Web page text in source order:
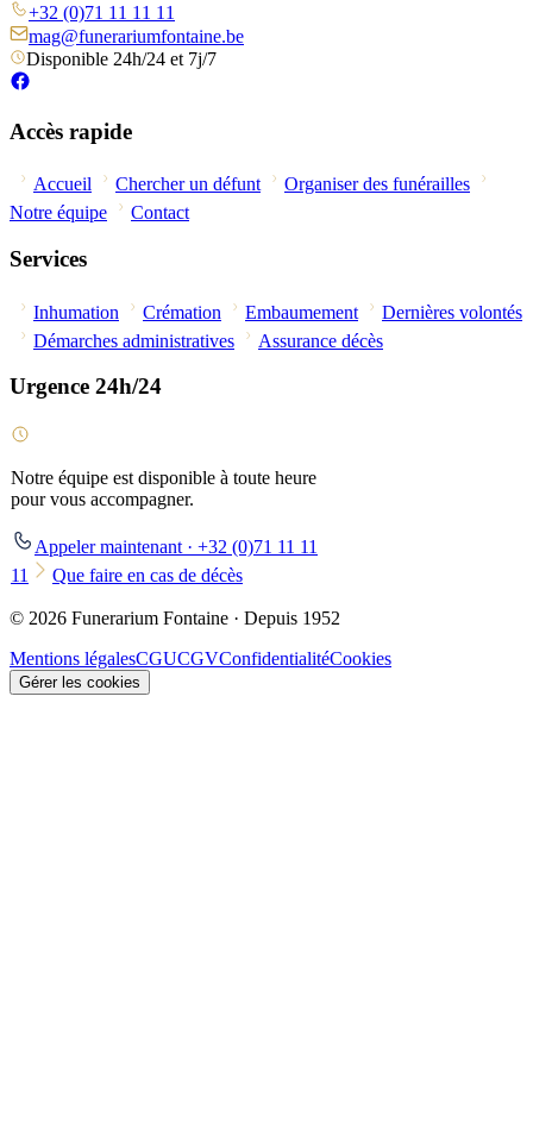
+32 (0)71 11 11 11
mag@funerariumfontaine.be
Disponible 24h/24 et 7j/7
Accès rapide
Accueil Chercher un défunt
Organiser des funérailles
Notre équipe
Contact
Services
Inhumation Crémation Embaumement
Dernières volontés
Démarches administratives
Assurance décès
Urgence 24h/24
Notre équipe est disponible à toute heure
pour vous accompagner.
Appeler maintenant · +32 (0)71 11 11
11
Que faire en cas de décès
© 2026 Funerarium Fontaine · Depuis 1952
Mentions légalesCGUCGVConfidentialitéCookies
Gérer les cookies